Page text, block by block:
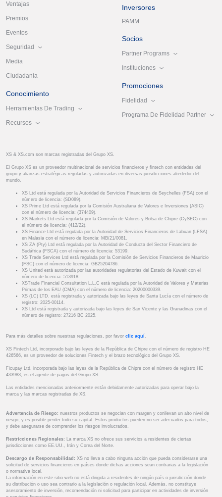
Ventajas
Premios
Eventos
Seguridad
Media
Ciudadanía
Conocimiento
Herramientas De Trading
Recursos
Inversores
PAMM
Socios
Partner Programs
Instituciones
Promociones
Fidelidad
Programa De Fidelidad Partner
XS & XS.com son marcas registradas del Grupo XS.
El Grupo XS es un proveedor multinacional de servicios financieros y fintech con entidades del
grupo y alianzas estratégicas reguladas y autorizadas en diversas jurisdicciones alrededor del
mundo.
XS Ltd está regulada por la Autoridad de Servicios Financieros de Seychelles (FSA) con el
número de licencia: (SD089).
XS Prime Ltd está regulada por la Comisión Australiana de Valores e Inversiones (ASIC)
con el número de licencia: (374409).
XS Markets Ltd está regulada por la Comisión de Valores y Bolsa de Chipre (CySEC) con
el número de licencia: (412/22).
XS Finance Ltd está regulada por la Autoridad de Servicios Financieros de Labuan (LFSA)
en Malasia con el número de licencia: MB/21/0081.
XS ZA (Pty) Ltd está regulada por la Autoridad de Conducta del Sector Financiero de
Sudáfrica (FSCA) con el número de licencia: 53199.
XS Trade Services Ltd está regulada por la Comisión de Servicios Financieros de Mauricio
(FSC) con el número de licencia: GB25204786.
XS United está autorizada por las autoridades regulatorias del Estado de Kuwait con el
número de licencia: 513918.
XSTrade Financial Consultation L.L.C está regulada por la Autoridad de Valores y Materias
Primas de los EAU (CMA) con el número de licencia: 20200000339.
XS (LC) LTD. está registrada y autorizada bajo las leyes de Santa Lucía con el número de
registro: 2025-00114.
XS Ltd está registrada y autorizada bajo las leyes de San Vicente y las Granadinas con el
número de registro: 27216 BC 2025.
Para más detalles sobre nuestras regulaciones, por favor clic aquí .
XS Fintech Ltd, incorporado bajo las leyes de la República de Chipre con el número de registro HE
426566, es un proveedor de soluciones Fintech y el brazo tecnológico del Grupo XS.
Ficupay Ltd, incorporada bajo las leyes de la República de Chipre con el número de registro HE
433983, es el agente de pagos del Grupo XS.
Las entidades mencionadas anteriormente están debidamente autorizadas para operar bajo la
marca y las marcas registradas de XS.
Advertencia de Riesgo: nuestros productos se negocian con margen y conllevan un alto nivel de
riesgo, y es posible perder todo su capital. Estos productos pueden no ser adecuados para todos,
y debe asegurarse de comprender los riesgos involucrados.
Restricciones Regionales: La marca XS no ofrece sus servicios a residentes de ciertas
jurisdicciones como EE.UU., Irán y Corea del Norte.
Descargo de Responsabilidad: XS no lleva a cabo ninguna acción que pueda considerarse una
solicitud de servicios financieros en países donde dichas acciones sean contrarias a la legislación
o normativa local.
La información en este sitio web no está dirigida a residentes de ningún país o jurisdicción donde
su distribución o uso sea contrario a la legislación o regulación local. Además, no constituye
asesoramiento de inversión, recomendación ni solicitud para participar en actividades de inversión